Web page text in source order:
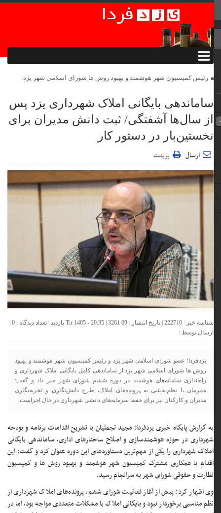
رئیس کمیسیون شهر هوشمند و بهبود روش ها شورای اسلامی شهر یزد:
ساماندهی بایگانی املاک شهرداری یزد پس
از سال‌ها آشفتگی/ ثبت دانش مدیران برای
نخستین‌بار در دستور کار
ارسال پرینت
شناسه خبر : 222710 | تاریخ انتشار : 09 Tir 1405 - 20:35 | 3261 بازدید | تعداد دیدگاه : 0
|
ارسال توسط :
یزدفردا؛ عضو شورای اسلامی شهر یزد و رئیس کمیسیون شهر هوشمند و بهبود
روش ها شورای اسلامی شهر یزد از ساماندهی کامل بایگانی املاک شهرداری و
راه‌اندازی سامانه‌های هوشمند در دوره ششم شورای شهر خبر داد و گفت:
همزمان با نظم‌بخشی به پرونده‌های املاک، طرح دانش‌نگاری و تجربه‌نگاری
مدیران و کارکنان نیز برای حفظ سرمایه‌های دانشی شهرداری در حال اجراست.
به گزارش پایگاه خبری یزدفردا؛ مجید تجملیان با تشریح اقدامات برنامه و بودجه
شهرداری در حوزه هوشمندسازی و اصلاح ساختارهای اداری، ساماندهی بایگانی
املاک شهرداری را یکی از مهم‌ترین دستاوردهای این دوره عنوان کرد و گفت: این
اقدام با همکاری مشترک کمیسیون شهر هوشمند و بهبود روش ها و کمیسیون
نظارت و حقوقی شورای شهر به سرانجام رسید.
وی اظهار کرد: پیش از آغاز فعالیت شورای ششم، پرونده‌های املاک شهرداری از
نظم مناسبی برخوردار نبود و بایگانی املاک با مشکلات متعددی مواجه بود، اما در